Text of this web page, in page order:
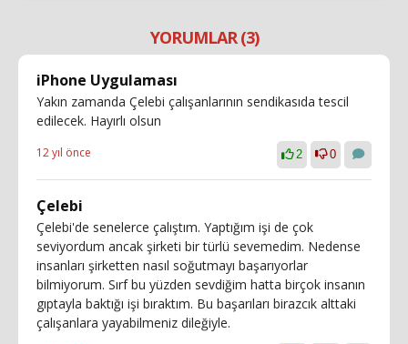
YORUMLAR (3)
iPhone Uygulaması
Yakın zamanda Çelebi çalışanlarının sendikasıda tescil
edilecek. Hayırlı olsun
12 yıl önce 2 0
Çelebi
Çelebi'de senelerce çalıştım. Yaptığım işi de çok
seviyordum ancak şirketi bir türlü sevemedim. Nedense
insanları şirketten nasıl soğutmayı başarıyorlar
bilmiyorum. Sırf bu yüzden sevdiğim hatta birçok insanın
gıptayla baktığı işi bıraktım. Bu başarıları birazcık alttaki
çalışanlara yayabilmeniz dileğiyle.